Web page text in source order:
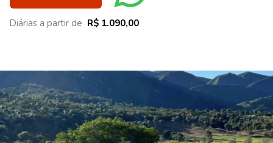
Diárias a partir de R$ 1.090,00